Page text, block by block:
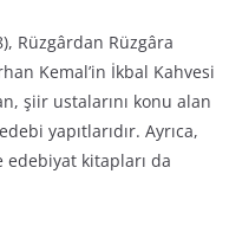
Rüzgârdan Rüzgâra
Kemal’in İkbal Kahvesi
şiir ustalarını konu alan
yapıtlarıdır. Ayrıca,
kitapları da